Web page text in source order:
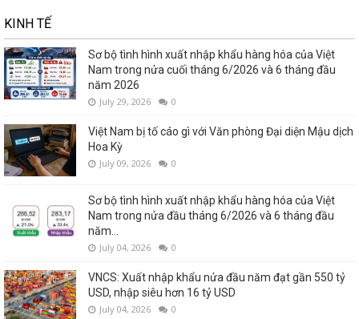
KINH TẾ
Sơ bộ tình hình xuất nhập khẩu hàng hóa của Việt
Nam trong nửa cuối tháng 6/2026 và 6 tháng đầu
năm 2026
July 29, 2026 0
Việt Nam bị tố cáo gì với Văn phòng Đại diện Mậu dịch
Hoa Kỳ
July 09, 2026 0
Sơ bộ tình hình xuất nhập khẩu hàng hóa của Việt
Nam trong nửa đầu tháng 6/2026 và 6 tháng đầu
năm...
July 04, 2026 0
VNCS: Xuất nhập khẩu nửa đầu năm đạt gần 550 tỷ
USD, nhập siêu hơn 16 tỷ USD
July 04, 2026 0